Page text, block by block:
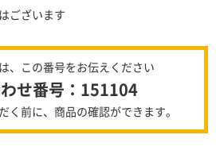
ございます
、この番号をお伝えください
せ番号：151104
く前に、商品の確認ができます。